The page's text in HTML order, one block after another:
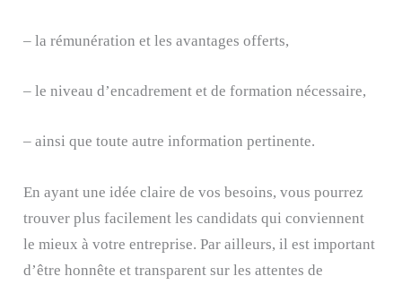
– la rémunération et les avantages offerts,
– le niveau d’encadrement et de formation nécessaire,
– ainsi que toute autre information pertinente.
En ayant une idée claire de vos besoins, vous pourrez
trouver plus facilement les candidats qui conviennent
le mieux à votre entreprise. Par ailleurs, il est important
d’être honnête et transparent sur les attentes de